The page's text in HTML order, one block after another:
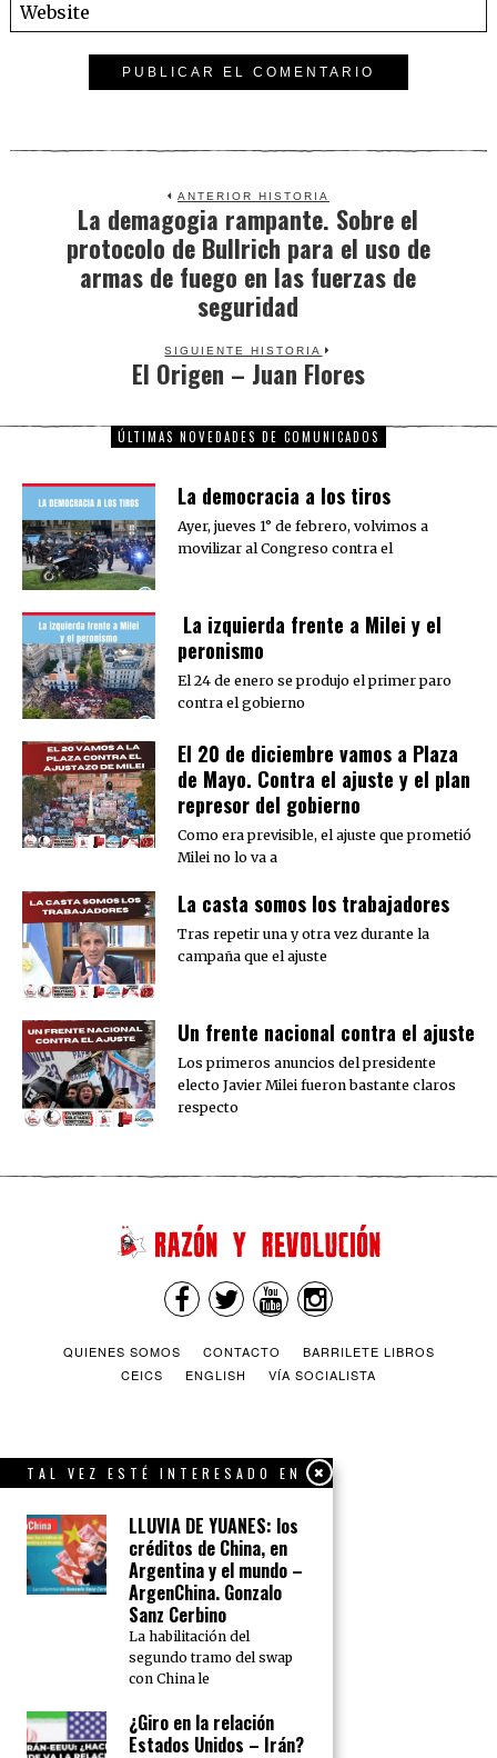
ANTERIOR HISTORIA
Previous
post:
La demagogia rampante. Sobre el
protocolo de Bullrich para el uso de
armas de fuego en las fuerzas de
seguridad
SIGUIENTE HISTORIA
Next
El Origen – Juan Flores
ÚLTIMAS NOVEDADES DE COMUNICADOS
La democracia a los tiros
Ayer, jueves 1° de febrero, volvimos a
movilizar al Congreso contra el
La izquierda frente a Milei y el
peronismo
El 24 de enero se produjo el primer paro
contra el gobierno
El 20 de diciembre vamos a Plaza
de Mayo. Contra el ajuste y el plan
represor del gobierno
Como era previsible, el ajuste que prometió
Milei no lo va a
La casta somos los trabajadores
Tras repetir una y otra vez durante la
campaña que el ajuste
Un frente nacional contra el ajuste
Los primeros anuncios del presidente
electo Javier Milei fueron bastante claros
respecto
QUIENES SOMOS CONTACTO
BARRILETE LIBROS
CEICS
ENGLISH VÍA SOCIALISTA
TAL VEZ ESTÉ INTERESADO EN
LLUVIA DE YUANES: los
créditos de China, en
Argentina y el mundo –
ArgenChina. Gonzalo
Sanz Cerbino
La habilitación del
segundo tramo del swap
con China le
¿Giro en la relación
Estados Unidos – Irán?